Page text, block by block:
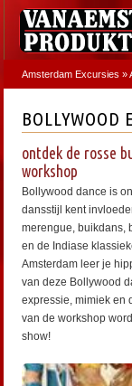
Amsterdam Excursies »
BOLLYWOOD
ontdek de rosse
workshop
Bollywood dance is
dansstijl kent
merengue, buikdans,
en de Indiase
Amsterdam leer je
van deze Bollywood
expressie, mimiek en
van de workshop
show!